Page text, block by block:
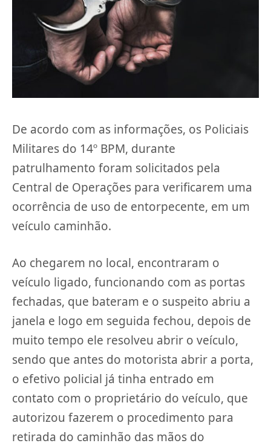
De acordo com as informações, os Policiais
Militares do 14º BPM, durante
patrulhamento foram solicitados pela
Central de Operações para verificarem uma
ocorrência de uso de entorpecente, em um
veículo caminhão.
Ao chegarem no local, encontraram o
veículo ligado, funcionando com as portas
fechadas, que bateram e o suspeito abriu a
janela e logo em seguida fechou, depois de
muito tempo ele resolveu abrir o veículo,
sendo que antes do motorista abrir a porta,
o efetivo policial já tinha entrado em
contato com o proprietário do veículo, que
autorizou fazerem o procedimento para
retirada do caminhão das mãos do